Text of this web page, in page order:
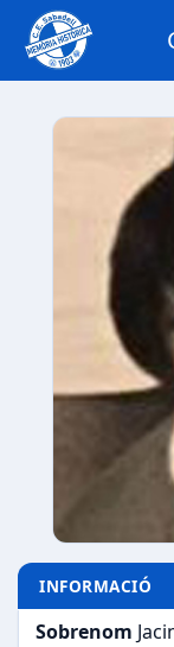
INFORMACIÓ
Sobrenom